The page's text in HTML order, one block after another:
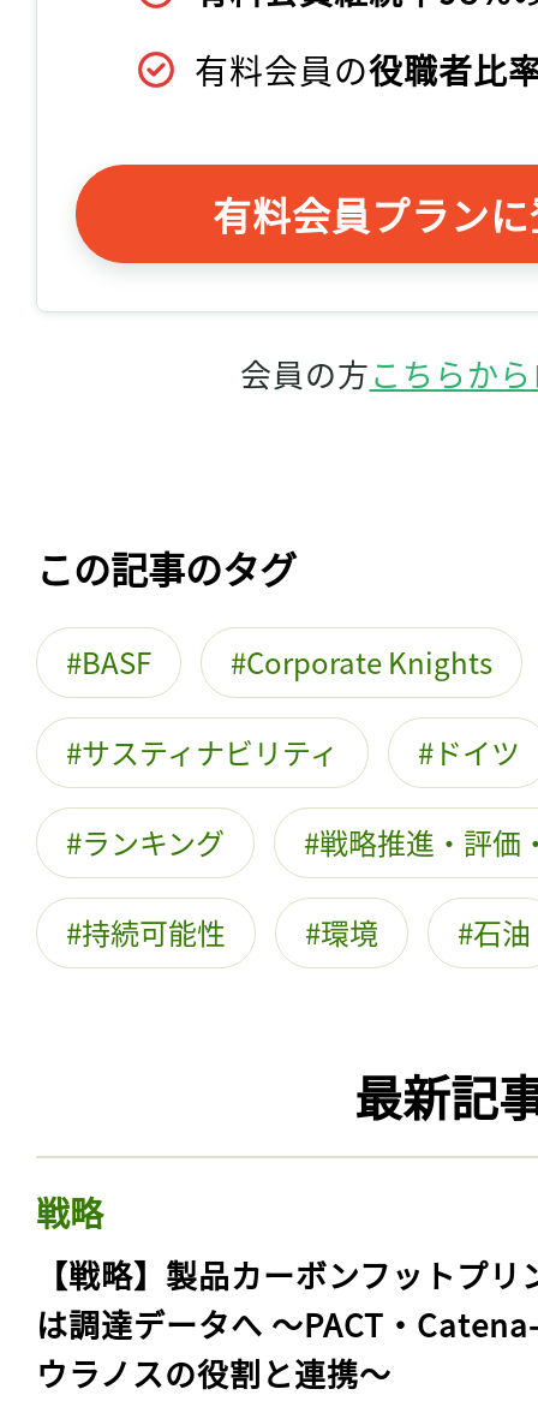
有料会員の役職者比
有料会員プラン
会員の方こちらか
この記事のタグ
BASF Corporate Knights
サスティナビリティ ドイツ
ランキング 戦略推進・評価
持続可能性 環境 石油
最新記
戦略
【戦略】製品カーボンフットプリ
は調達データへ 〜PACT・
ウラノスの役割と連携〜